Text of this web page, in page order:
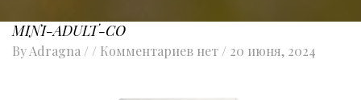
MINI-ADULT-CO
ByAdragna / / Комментариев нет / 20 июня, 2024